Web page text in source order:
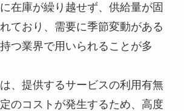
在庫が繰り越せず、供給量が固
ており、需要に季節変動がある
つ業界で用いられることが多
、提供するサービスの利用有無
のコストが発生するため、高度